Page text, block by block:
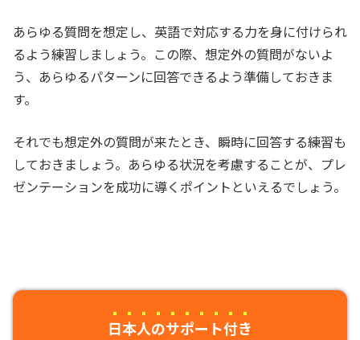
あらゆる質問を想定し、英語で対応する力を身に付けられ
るよう練習しましょう。この際、想定外の質問がないよ
う、あらゆるパターンに回答できるよう準備しておきま
す。
それでも想定外の質問が来たとき、瞬時に回答する練習も
しておきましょう。あらゆる状況を考慮することが、プレ
ゼンテーションを成功に導くポイントといえるでしょう。
日本人のサポート付き